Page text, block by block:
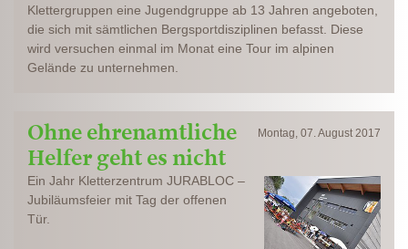
Klettergruppen eine Jugendgruppe ab 13 Jahren angeboten,
die sich mit sämtlichen Bergsportdisziplinen befasst. Diese
wird versuchen einmal im Monat eine Tour im alpinen
Gelände zu unternehmen.
Montag, 07. August 2017
Ohne ehrenamtliche
Helfer geht es nicht
Ein Jahr Kletterzentrum JURABLOC –
Jubiläumsfeier mit Tag der offenen
Tür.